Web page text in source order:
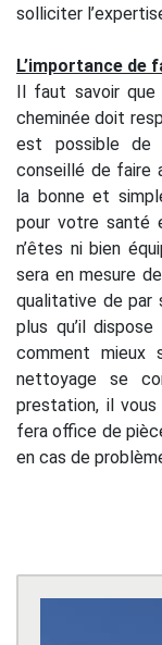
solliciter
L’importance de
Il faut savoir
cheminée doit
est possible de
conseillé de faire
la bonne et
pour votre santé
n’êtes ni bien
sera en mesure
qualitative de par
plus qu’il
comment mieux
nettoyage se
prestation, il
fera office de
en cas de